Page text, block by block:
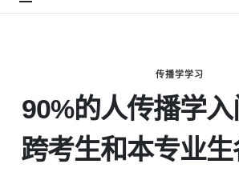
传播学学习
90%的人传播学入
跨考生和本专业生